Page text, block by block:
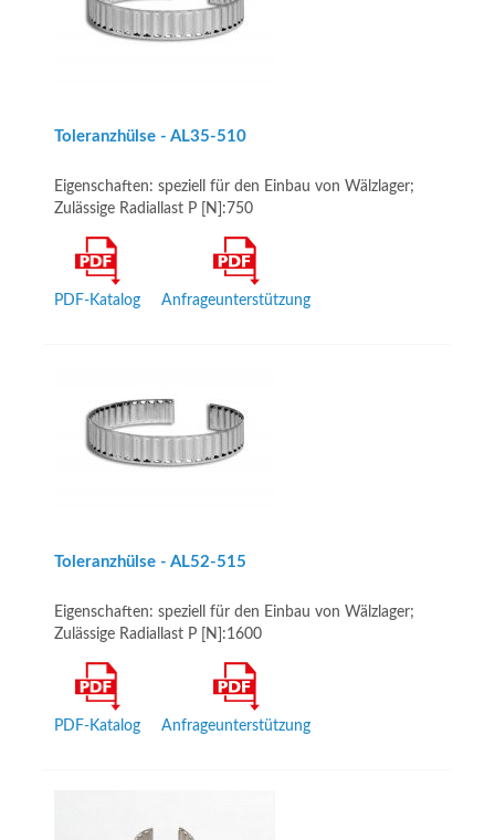
Toleranzhülse - AL35-­510
Eigenschaften: speziell für den Einbau von Wälzlager;
Zulässige Radiallast P [N]:750
PDF-Katalog Anfrageunterstützung
Toleranzhülse - AL52-­515
Eigenschaften: speziell für den Einbau von Wälzlager;
Zulässige Radiallast P [N]:1600
PDF-Katalog Anfrageunterstützung